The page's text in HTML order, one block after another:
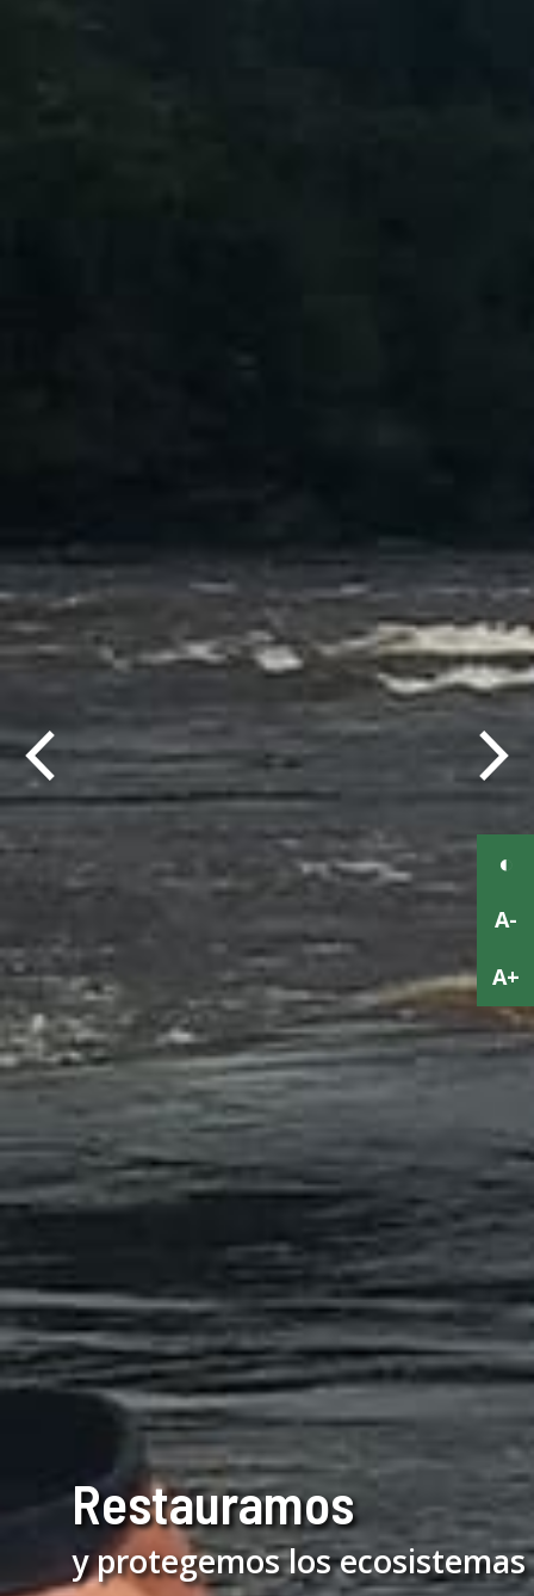
Restauramos
y protegemos los ecosistemas
Previous Next